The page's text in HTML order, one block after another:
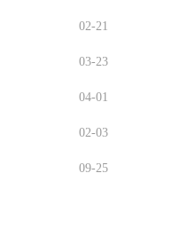
02-21
03-23
04-01
02-03
09-25